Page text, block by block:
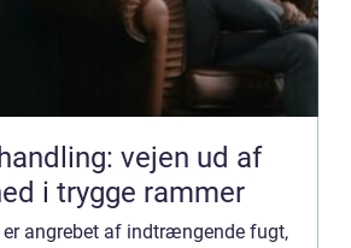
vejen ud af
i trygge rammer
angrebet af indtrængende fugt,